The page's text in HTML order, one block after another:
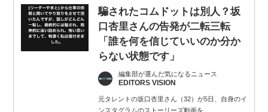
騙されたコムドットは別人？坂
口杏里さんの告発が二転三転
「誰を何を信じていいのか分か
らない状態です」
編集部が選んだ気になるニュース
EDITORS VISION
元タレントの坂口杏里さん（32）が5日、自身のイ
ンスタグラムのストーリーズ動画を